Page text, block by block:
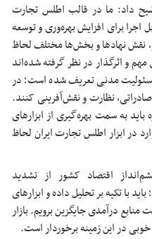
داد: ما در قالب اطلس تجارت
برای افزایش بهره‌وری و توسعه
نقش نهادها و بخش‌ها مختلف لحاظ
و اثرگذار در نظر گرفته شده‌اند
مدنی تعریف شده است؛ در
نظارت و نقش‌آفرینی کنند.
به سمت بهره‌گیری از ابزارهای
در ابزار اطلس تجارت ایران لحاظ
اقتصاد کشور از تشدید
با تکیه بر تحلیل داده و ابزارهای
درآمدی جایگزین برویم. بازار
در این زمینه برخوردار است.